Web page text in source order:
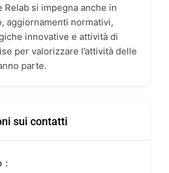
Relab si impegna anche in
aggiornamenti normativi,
innovative e attività di
per valorizzare l’attività delle
parte.
sui contatti